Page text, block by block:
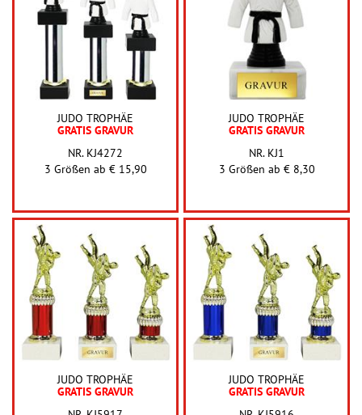
JUDO TROPHÄE
GRATIS GRAVUR
NR. KJ4272
3 Größen ab € 15,90
JUDO TROPHÄE
GRATIS GRAVUR
NR. KJ1
3 Größen ab € 8,30
JUDO TROPHÄE
GRATIS GRAVUR
JUDO TROPHÄE
GRATIS GRAVUR